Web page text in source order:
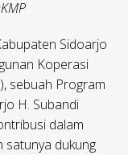
Sidoarjo
Koperasi
sebuah Program
H. Subandi
dalam
satunya dukung